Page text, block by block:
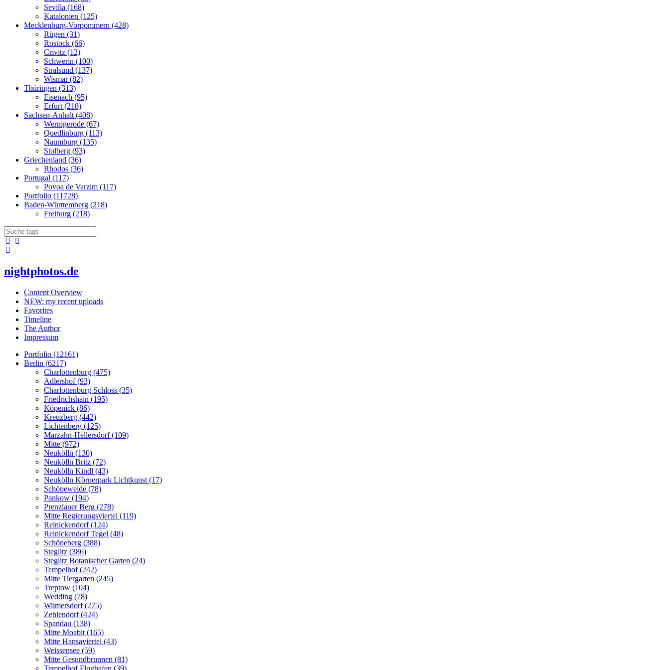
Sevilla (168)
Katalonien (125)
Mecklenburg-Vorpommern (428)
Rügen (31)
Rostock (66)
Crivitz (12)
Schwerin (100)
Stralsund (137)
Wismar (82)
Thüringen (313)
Eisenach (95)
Erfurt (218)
Sachsen-Anhalt (408)
Wernigerode (67)
Quedlinburg (113)
Naumburg (135)
Stolberg (93)
Griechenland (36)
Rhodos (36)
Portugal (117)
Povoa de Varzim (117)
Portfolio (11728)
Baden-Württemberg (218)
Freiburg (218)
nightphotos.de
Content Overview
NEW: my recent uploads
Favorites
Timeline
The Author
Impressum
Portfolio (12161)
Berlin (6217)
Charlottenburg (475)
Adlershof (93)
Charlottenburg Schloss (35)
Friedrichshain (195)
Köpenick (86)
Kreuzberg (442)
Lichtenberg (125)
Marzahn-Hellersdorf (109)
Mitte (972)
Neukölln (130)
Neukölln Britz (72)
Neukölln Kindl (43)
Neukölln Körnerpark Lichtkunst (17)
Schöneweide (78)
Pankow (194)
Prenzlauer Berg (278)
Mitte Regierungsviertel (119)
Reinickendorf (124)
Reinickendorf Tegel (48)
Schöneberg (388)
Steglitz (386)
Steglitz Botanischer Garten (24)
Tempelhof (242)
Mitte Tiergarten (245)
Treptow (104)
Wedding (78)
Wilmersdorf (275)
Zehlendorf (424)
Spandau (138)
Mitte Moabit (165)
Mitte Hansaviertel (43)
Weissensee (59)
Mitte Gesundbrunnen (81)
Tempelhof Flughafen (39)